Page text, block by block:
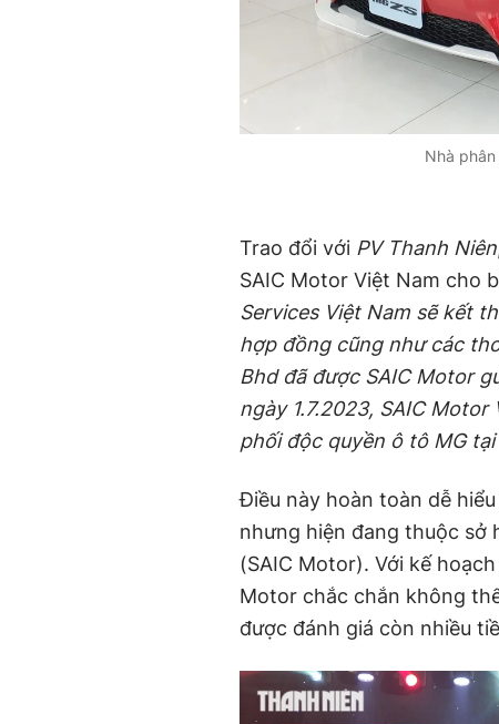
Nhà
Trao đổi với PV Thanh Niên
SAIC Motor Việt Nam cho
Services Việt Nam sẽ kết
hợp đồng cũng như các
Bhdđã được SAIC Motor
ngày 1.7.2023, SAIC Motor
phối độc quyền ô tô MG tại
Điều này hoàn toàn dễ
nhưng hiện đang thuộc sở
(SAIC Motor). Với kế
Motor chắc chắn không
được đánh giá còn nhiều